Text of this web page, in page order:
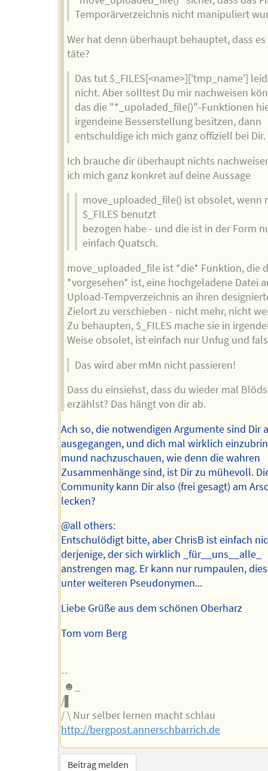
Temporärverzeichnis nicht manipuliert
Wer hat denn überhaupt behauptet, dass es
täte?
Das tut $_FILES[<name>]['tmp_name']
nicht. Aber solltest Du mir nachweisen
das die "*_upoladed_file()"-Funktionen
irgendeine Besserstellung besitzen, dann
entschuldige ich mich ganz offiziell bei Dir.
Ich brauche dir überhaupt nichts
ich mich ganz konkret auf deine Aussage
move_uploaded_file() ist obsolet, wenn
$_FILES benutzt
bezogen habe - und die ist in der Form
einfach Quatsch.
move_uploaded_file ist *die* Funktion, die
*vorgesehen* ist, eine hochgeladene Datei
Upload-Tempverzeichnis an ihren
Zielort zu verschieben - nicht mehr, nicht
Zu behaupten, $_FILES mache sie in
Weise obsolet, ist einfach nur Unfug und
Das wird aber mMn nicht passieren!
Dass du einsiehst, dass du wieder mal
erzählst? Das hängt von dir ab.
Ach so, die notwendigen Argumente sind Dir
ausgegangen, und dich mal wirklich
mund nachzuschauen, wie denn die wahren
Zusammenhänge sind, ist Dir zu mühevoll.
Community kann Dir also (frei gesagt) am
lecken?
@all others:
Entschulödigt bitte, aber ChrisB ist einfach
derjenige, der sich wirklich _für__uns__alle_
anstrengen mag. Er kann nur rumpaulen,
unter weiteren Pseudonymen...
Liebe Grüße aus dem schönen Oberharz
Tom vom Berg
--
☻_
/▌
/ \ Nur selber lernen macht schlau
http://bergpost.annerschbarrich.de
Beitrag melden